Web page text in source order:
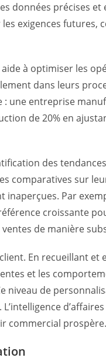
données précises
exigences
aide à optimiser les
dans leurs
une entreprise
de 20% en
des
comparatives sur
Par
croissante
de manière
En recueillant
et les
niveau de
commercial prospère.